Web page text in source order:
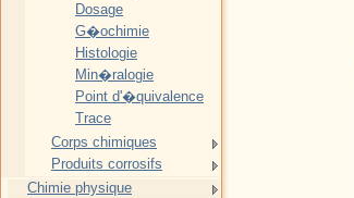
Dosage
G�ochimie
Histologie
Min�ralogie
Point d'�quivalence
Trace
Corps chimiques
Produits corrosifs
Chimie physique